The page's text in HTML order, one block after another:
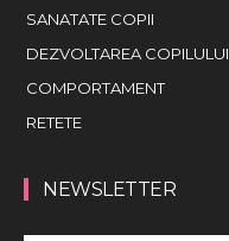
SANATATE COPII
DEZVOLTAREA COPILULUI
COMPORTAMENT
RETETE
NEWSLETTER